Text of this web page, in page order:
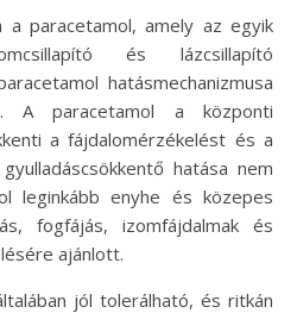
a paracetamol, amely az egyik
és lázcsillapító
hatásmechanizmusa
A paracetamol a központi
a fájdalomérzékelést és a
hatása nem
leginkább enyhe és közepes
fogfájás, izomfájdalmak és
ajánlott.
jól tolerálható, és ritkán